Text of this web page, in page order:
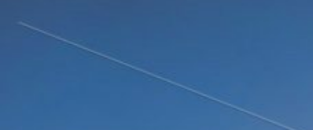
Фестиваль фейерверков в Чебоксарах
Ночные Чебоксары фотографии и панорамы